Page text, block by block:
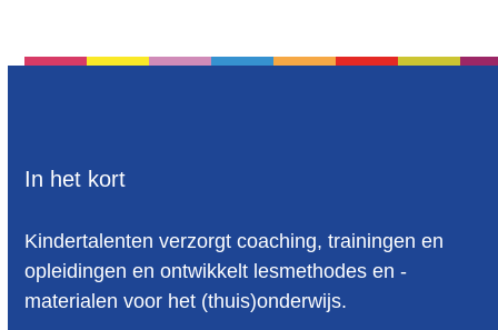
In het kort
Kindertalenten verzorgt coaching, trainingen en
opleidingen en ontwikkelt lesmethodes en -
materialen voor het (thuis)onderwijs.